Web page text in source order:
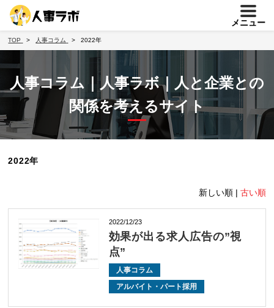
メニュー
TOP 人事コラム 2022年
人事コラム｜人事ラボ｜人と企業との
関係を考えるサイト
2022年
新しい順 | 古い順
2022/12/23
効果が出る求人広告の”視
点”
人事コラム
アルバイト・パート採用